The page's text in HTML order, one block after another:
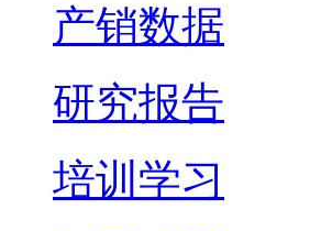
产销数据
研究报告
培训学习